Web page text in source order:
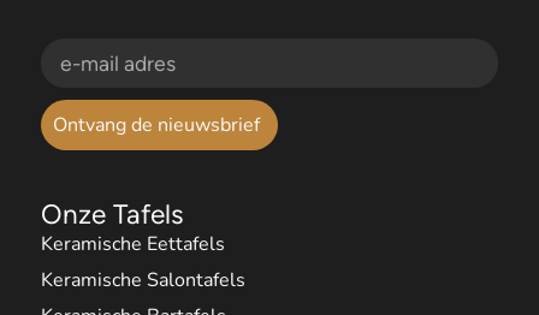
Ontvang de nieuwsbrief
Onze Tafels
Keramische Eettafels
Keramische Salontafels